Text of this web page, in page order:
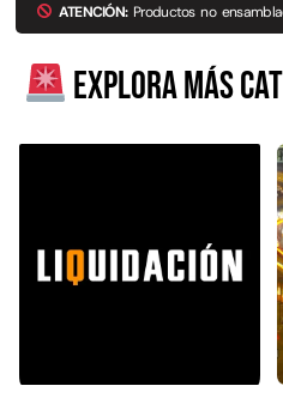
ATENCIÓN:Productos no
Explora más